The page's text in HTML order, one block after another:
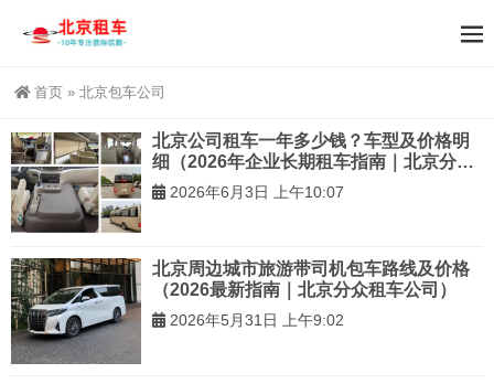
首页 » 北京包车公司
北京公司租车一年多少钱？车型及价格明
细（2026年企业长期租车指南｜北京分众
租车公司）
2026年6月3日 上午10:07
北京周边城市旅游带司机包车路线及价格
（2026最新指南｜北京分众租车公司）
2026年5月31日 上午9:02